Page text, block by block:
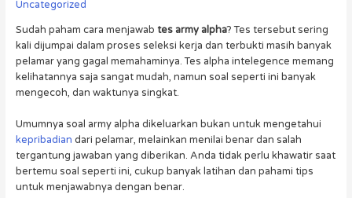
Uncategorized
Sudah paham cara menjawab tes army alpha? Tes tersebut sering
kali dijumpai dalam proses seleksi kerja dan terbukti masih banyak
pelamar yang gagal memahaminya. Tes alpha intelegence memang
kelihatannya saja sangat mudah, namun soal seperti ini banyak
mengecoh, dan waktunya singkat.
Umumnya soal army alpha dikeluarkan bukan untuk mengetahui
kepribadian dari pelamar, melainkan menilai benar dan salah
tergantung jawaban yang diberikan. Anda tidak perlu khawatir saat
bertemu soal seperti ini, cukup banyak latihan dan pahami tips
untuk menjawabnya dengan benar.